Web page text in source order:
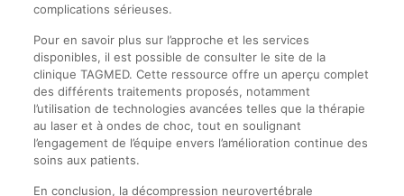
complications sérieuses.
Pour en savoir plus sur l’approche et les services
disponibles, il est possible de consulter le site de la
clinique TAGMED. Cette ressource offre un aperçu complet
des différents traitements proposés, notamment
l’utilisation de technologies avancées telles que la thérapie
au laser et à ondes de choc, tout en soulignant
l’engagement de l’équipe envers l’amélioration continue des
soins aux patients.
En conclusion, la décompression neurovertébrale